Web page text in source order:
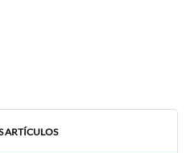
ARTÍCULOS